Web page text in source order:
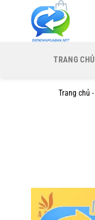
TRANG CHỦ
Trang chủ -